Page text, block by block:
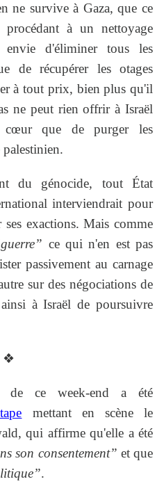
ne survive à Gaza, que ce
à un nettoyage
d'éliminer tous les
de récupérer les otages
à tout prix, bien plus qu'il
ne peut rien offrir à Israël
que de purger les
du génocide, tout État
interviendrait pour
ses exactions. Mais comme
ce qui n'en est pas
passivement au carnage
sur des négociations de
ainsi à Israël de poursuivre
❖
de ce week-end a été
mettant en scène le
qui affirme qu'elle a été
son consentement” et que
.